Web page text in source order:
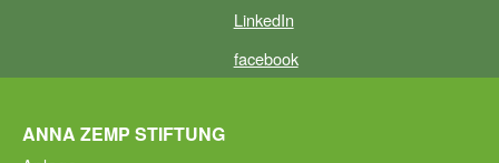
LinkedIn
facebook
ANNA ZEMP STIFTUNG